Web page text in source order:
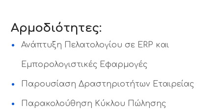
Αρμοδιότητες:
Ανάπτυξη Πελατολογίου σε ERP και
Εμπορολογιστικές Εφαρμογές
Παρουσίαση Δραστηριοτήτων Εταιρείας
Παρακολούθηση Κύκλου Πώλησης